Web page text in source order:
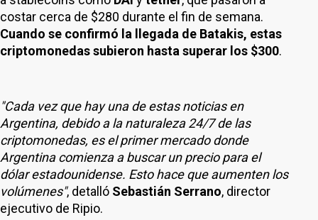
costar cerca de $280 durante el fin de semana.
Cuando se confirmó la llegada de Batakis, estas
criptomonedas subieron hasta superar los $300.
"Cada vez que hay una de estas noticias en
Argentina, debido a la naturaleza 24/7 de las
criptomonedas, es el primer mercado donde
Argentina comienza a buscar un precio para el
dólar estadounidense. Esto hace que aumenten los
volúmenes", detalló Sebastián Serrano, director
ejecutivo de Ripio.